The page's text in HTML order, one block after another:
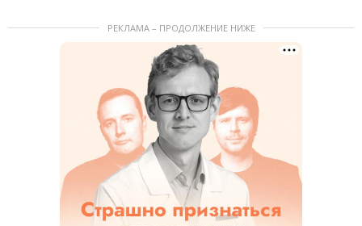
РЕКЛАМА – ПРОДОЛЖЕНИЕ НИЖЕ